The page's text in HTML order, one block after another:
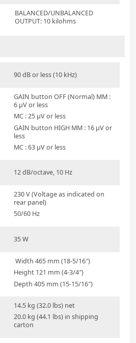
BALANCED/UNBALANCED
OUTPUT: 10 kilohms
90 dB or less (10 kHz)
GAIN button OFF (Normal) MM :
6 μV or less
MC : 25 μV or less
GAIN button HIGH MM : 16 μV or
less
MC : 63 μV or less
12 dB/octave, 10 Hz
230 V (Voltage as indicated on
rear panel)
50/60 Hz
35 W
Width 465 mm (18-5/16″)
Height 121 mm (4-3/4″)
Depth 405 mm (15-15/16″)
14.5 kg (32.0 lbs) net
20.0 kg (44.1 lbs) in shipping
carton